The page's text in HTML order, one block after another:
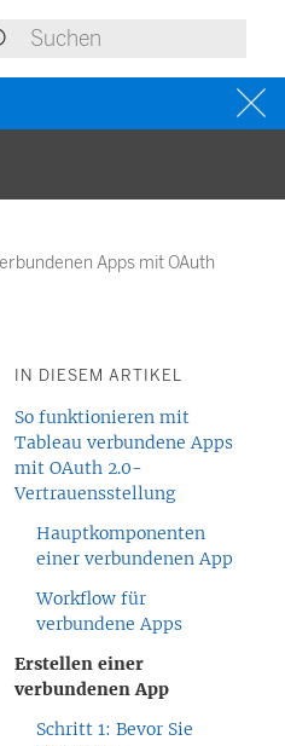
Apps mit OAuth
IN DIESEM ARTIKEL
So funktionieren mit
Tableau verbundene Apps
mit OAuth 2.0-
Vertrauensstellung
Hauptkomponenten
einer verbundenen App
Workflow für
verbundene Apps
Erstellen einer
verbundenen App
Schritt 1: Bevor Sie